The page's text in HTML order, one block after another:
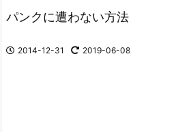
パンクに遭わない方法
2014-12-31 2019-06-08